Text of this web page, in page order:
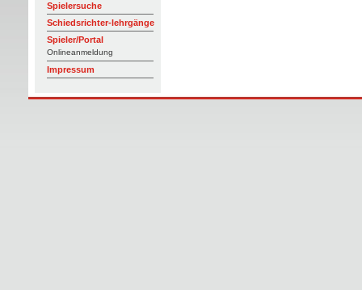
Spielersuche
Schiedsrichter-lehrgänge
Spieler/Portal
Onlineanmeldung
Impressum